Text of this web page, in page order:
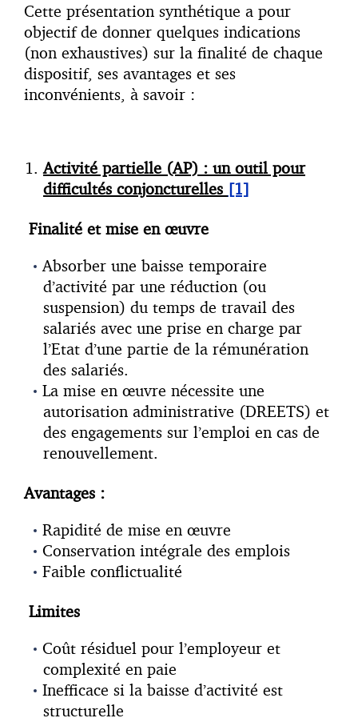
Cette présentation synthétique a pour
objectif de donner quelques indications
(non exhaustives) sur la finalité de chaque
dispositif, ses avantages et ses
inconvénients, à savoir :
Activité partielle (AP) : un outil pour
difficultés conjoncturelles [1]
Finalité et mise en œuvre
Absorber une baisse temporaire
d’activité par une réduction (ou
suspension) du temps de travail des
salariés avec une prise en charge par
l’Etat d’une partie de la rémunération
des salariés.
La mise en œuvre nécessite une
autorisation administrative (DREETS) et
des engagements sur l’emploi en cas de
renouvellement.
Avantages :
Rapidité de mise en œuvre
Conservation intégrale des emplois
Faible conflictualité
Limites
Coût résiduel pour l’employeur et
complexité en paie
Inefficace si la baisse d’activité est
structurelle